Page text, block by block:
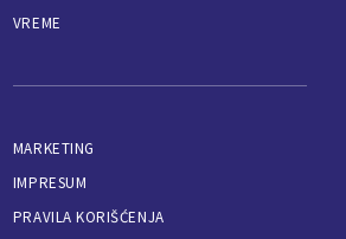
VREME
MARKETING
IMPRESUM
PRAVILA KORIŠĆENJA